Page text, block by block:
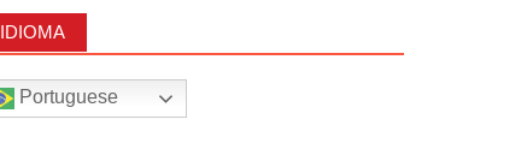
IDIOMA
Portuguese